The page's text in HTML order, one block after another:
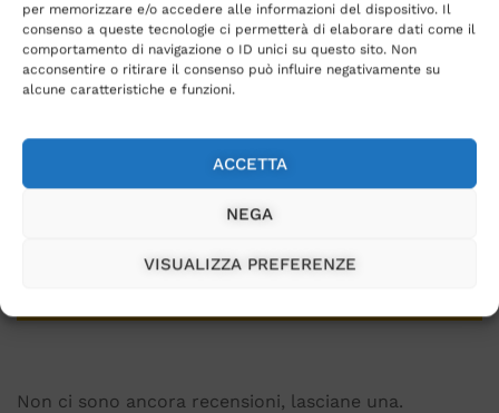
per memorizzare e/o accedere alle informazioni del dispositivo. Il
consenso a queste tecnologie ci permetterà di elaborare dati come il
comportamento di navigazione o ID unici su questo sito. Non
acconsentire o ritirare il consenso può influire negativamente su
alcune caratteristiche e funzioni.
ACCETTA
NEGA
VISUALIZZA PREFERENZE
Email*
Non ci sono ancora recensioni, lasciane una.